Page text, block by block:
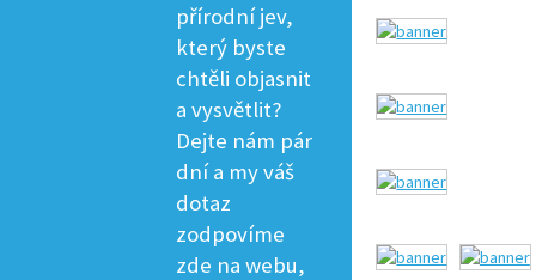
přírodní jev,
který byste
chtěli objasnit
a vysvětlit?
Dejte nám pár
dní a my váš
dotaz
zodpovíme
zde na webu,